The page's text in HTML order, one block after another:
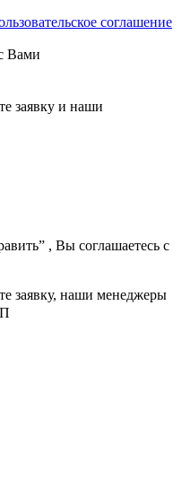
соглашение
Вами
заявку и наши
, Вы соглашаетесь с
заявку, наши менеджеры